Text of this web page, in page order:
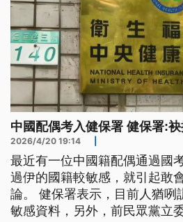
中國配偶考入健保署 健保署:
2026/4/20 19:14
最近有一位中國籍配偶通過國
過伊的國籍較敏感，就引起敢
論。 健保署表示，目前人猶咧
敏感資料，另外，前民眾黨立